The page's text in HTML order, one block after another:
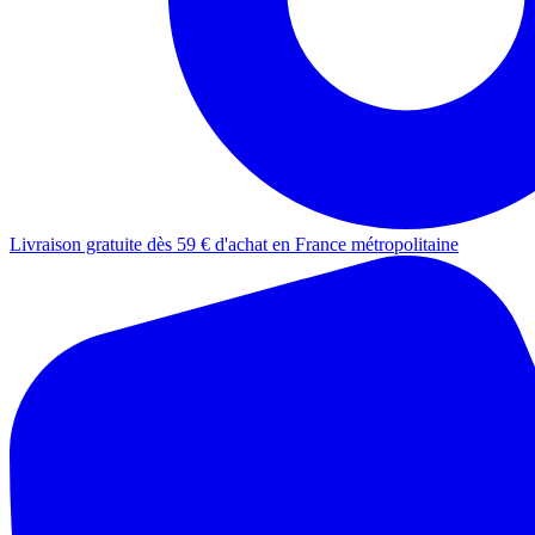
Livraison gratuite dès 59 € d'achat en France métropolitaine